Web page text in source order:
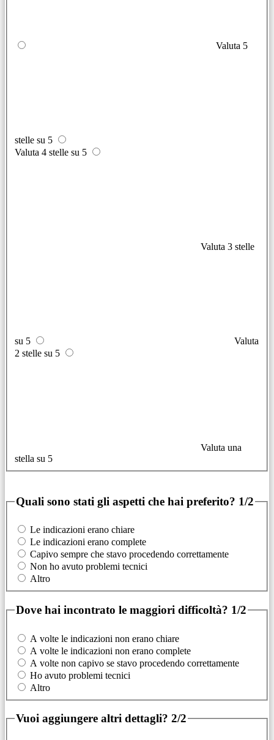
Valuta 5
stelle su 5
Valuta 4 stelle su 5
Valuta 3 stelle
su 5
Valuta
2 stelle su 5
Valuta una
stella su 5
Quali sono stati gli aspetti che hai preferito? 1/2
Le indicazioni erano chiare
Le indicazioni erano complete
Capivo sempre che stavo procedendo correttamente
Non ho avuto problemi tecnici
Altro
Dove hai incontrato le maggiori difficoltà? 1/2
A volte le indicazioni non erano chiare
A volte le indicazioni non erano complete
A volte non capivo se stavo procedendo correttamente
Ho avuto problemi tecnici
Altro
Vuoi aggiungere altri dettagli? 2/2